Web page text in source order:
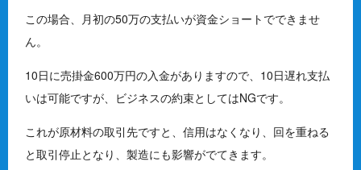
この場合、月初の50万の支払いが資金ショートでできませ
ん。
10日に売掛金600万円の入金がありますので、10日遅れ支払
いは可能ですが、ビジネスの約束としてはNGです。
これが原材料の取引先ですと、信用はなくなり、回を重ねる
と取引停止となり、製造にも影響がでてきます。